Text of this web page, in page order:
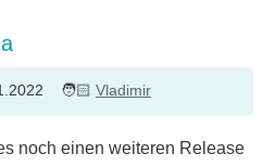
Vladimir
noch einen weiteren Release